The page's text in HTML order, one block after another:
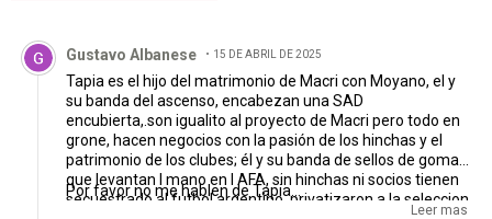
Comentario de Gustavo Albanese.
Gustavo Albanese 15 DE ABRIL DE 2025
Tapia es el hijo del matrimonio de Macri con Moyano, el y
su banda del ascenso, encabezan una SAD
encubierta,.son igualito al proyecto de Macri pero todo en
grone, hacen negocios con la pasión de los hinchas y el
patrimonio de los clubes; él y su banda de sellos de goma
que levantan l mano en l AFA, sin hinchas ni socios tienen
secuestrado al futbol argentino, privatizaron a la seleccion
Por favor no me hablen de Tapia...
Leer mas